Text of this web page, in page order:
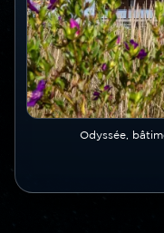
Légende
Odyssée,